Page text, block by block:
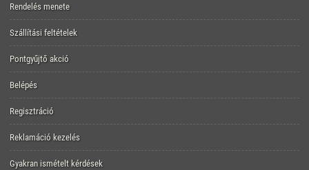
Rendelés menete
Szállítási feltételek
Pontgyűjtő akció
Belépés
Regisztráció
Reklamáció kezelés
Gyakran ismételt kérdések